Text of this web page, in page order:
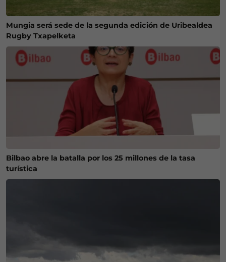
Mungia será sede de la segunda edición de Uribealdea
Rugby Txapelketa
Bilbao abre la batalla por los 25 millones de la tasa
turística